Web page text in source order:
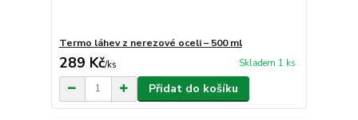
Termo láhev z nerezové oceli – 500 ml
289 Kč/ks Skladem 1 ks
Přidat do košíku